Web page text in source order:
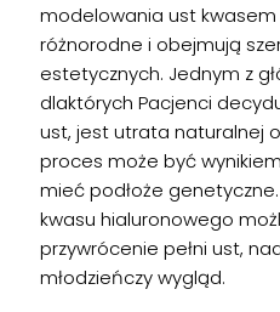
modelowania ust
różnorodne i obejmują
estetycznych. Jednym z
dlaktórych Pacjenci
ust, jest utrata naturalnej
proces może być
mieć podłoże
kwasu hialuronowego
przywrócenie pełni ust,
młodzieńczy wygląd.